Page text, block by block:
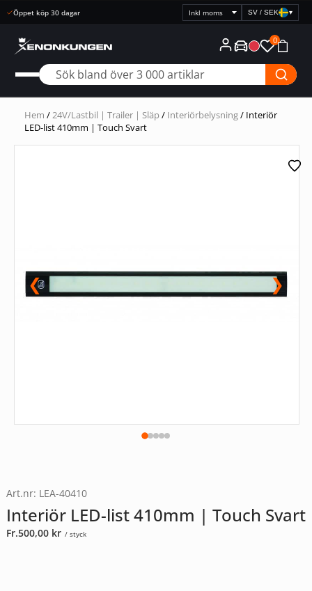
Snabb leverans
Välj
prisvisning
SV / SEK ▾
0
Hem /24V/Lastbil | Trailer | Släp/ Interiörbelysning/ Interiör
LED-list 410mm | Touch Svart
❮ ❯
Art.nr: LEA-40410
Interiör LED-list 410mm | Touch Svart
Fr.500,00 kr / styck